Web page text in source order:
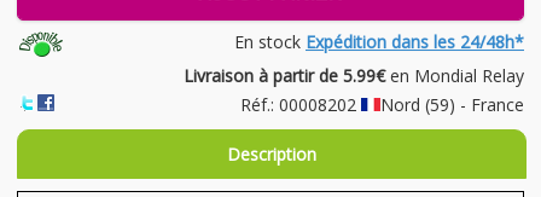
En stock Expédition dans les 24/48h*
Livraison à partir de 5.99€en Mondial Relay
Réf.: 00008202
Nord (59) - France
Description